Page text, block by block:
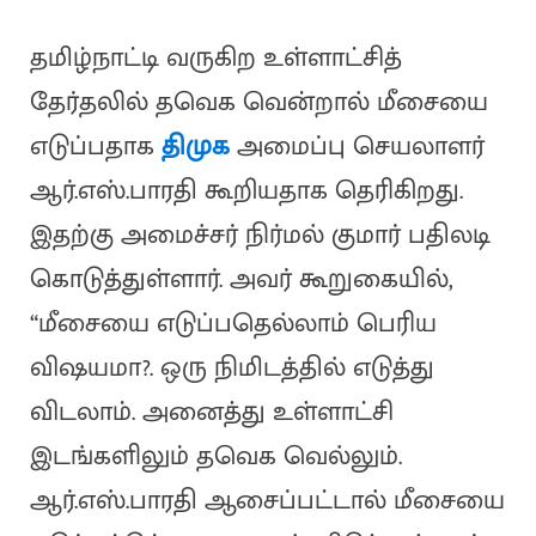
தமிழ்நாட்டி வருகிற உள்ளாட்சித்
தேர்தலில் தவெக வென்றால் மீசையை
எடுப்பதாகதிமுகஅமைப்பு செயலாளர்
ஆர்.எஸ்.பாரதி கூறியதாக தெரிகிறது.
இதற்கு அமைச்சர் நிர்மல் குமார் பதிலடி
கொடுத்துள்ளார். அவர் கூறுகையில்,
“மீசையை எடுப்பதெல்லாம் பெரிய
விஷயமா?. ஒரு நிமிடத்தில் எடுத்து
விடலாம். அனைத்து உள்ளாட்சி
இடங்களிலும் தவெக வெல்லும்.
ஆர்.எஸ்.பாரதி ஆசைப்பட்டால் மீசையை